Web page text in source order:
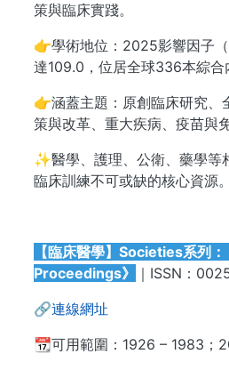
策與臨床實踐。
👉學術地位：2025影響因子
達109.0，位居全球336本綜合
👉涵蓋主題：原創臨床研究、
策與改革、重大疾病、疫苗與
✨醫學、護理、公衛、藥學等
臨床訓練不可或缺的核心資源。
【臨床醫學】Societies系列
Proceedings》
｜ISSN：
🔗連線網址
📆可用範圍：1926 – 1983；